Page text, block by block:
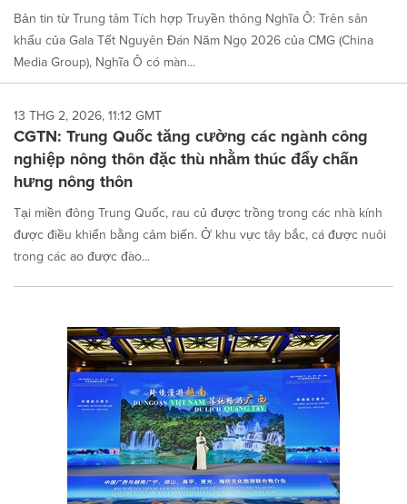
Bản tin từ Trung tâm Tích hợp Truyền thông Nghĩa Ô: Trên sân
khấu của Gala Tết Nguyên Đán Năm Ngọ 2026 của CMG (China
Media Group), Nghĩa Ô có màn...
13 THG 2, 2026, 11:12 GMT
CGTN: Trung Quốc tăng cường các ngành công
nghiệp nông thôn đặc thù nhằm thúc đẩy chấn
hưng nông thôn
Tại miền đông Trung Quốc, rau củ được trồng trong các nhà kính
được điều khiển bằng cảm biến. Ở khu vực tây bắc, cá được nuôi
trong các ao được đào...